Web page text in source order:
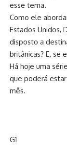
esse tema.
Como ele
Estados Unidos,
disposto a
britânicas? E, se
Há hoje uma
que poderá
mês.
G1